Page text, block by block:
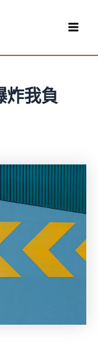
炸我負